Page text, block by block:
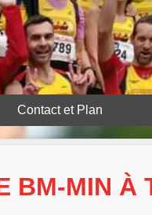
Contact et Plan
BM-MIN À